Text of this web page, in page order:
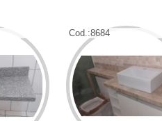
Cod.:8684